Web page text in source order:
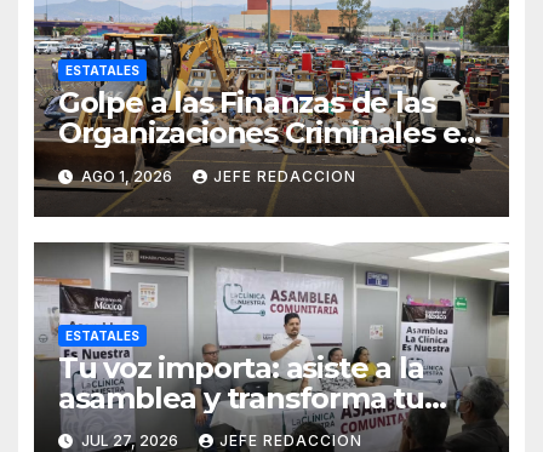
ESTATALES
Golpe a las Finanzas de las
Organizaciones Criminales en
Operativos
Interinstitucionales
AGO 1, 2026 JEFE REDACCION
ESTATALES
Tu voz importa: asiste a la
asamblea y transforma tu
clínica del IMSS-Bienestar
JUL 27, 2026 JEFE REDACCION